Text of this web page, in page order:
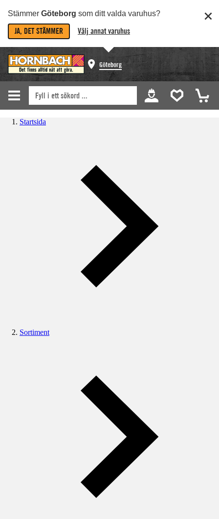
Stämmer Göteborg som ditt valda varuhus?
JA, DET STÄMMER Välj annat varuhus
Göteborg
Startsida
Sortiment